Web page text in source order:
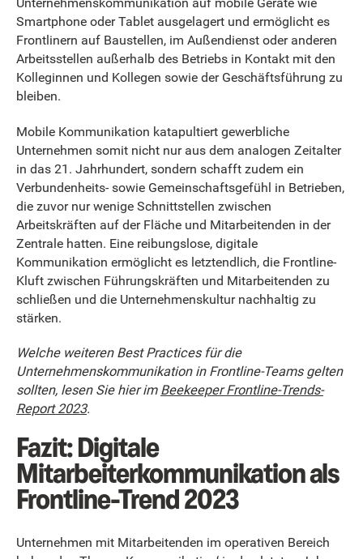
Unternehmenskommunikation auf mobile Geräte wie
Smartphone oder Tablet ausgelagert und ermöglicht es
Frontlinern auf Baustellen, im Außendienst oder anderen
Arbeitsstellen außerhalb des Betriebs in Kontakt mit den
Kolleginnen und Kollegen sowie der Geschäftsführung zu
bleiben.
Mobile Kommunikation katapultiert gewerbliche
Unternehmen somit nicht nur aus dem analogen Zeitalter
in das 21. Jahrhundert, sondern schafft zudem ein
Verbundenheits- sowie Gemeinschaftsgefühl in Betrieben,
die zuvor nur wenige Schnittstellen zwischen
Arbeitskräften auf der Fläche und Mitarbeitenden in der
Zentrale hatten. Eine reibungslose, digitale
Kommunikation ermöglicht es letztendlich, die Frontline-
Kluft zwischen Führungskräften und Mitarbeitenden zu
schließen und die Unternehmenskultur nachhaltig zu
stärken.
Welche weiteren Best Practices für die
Unternehmenskommunikation in Frontline-Teams gelten
sollten, lesen Sie hier im Beekeeper Frontline-Trends-
Report 2023.
Fazit: Digitale
Mitarbeiterkommunikation als
Frontline-Trend 2023
Unternehmen mit Mitarbeitenden im operativen Bereich